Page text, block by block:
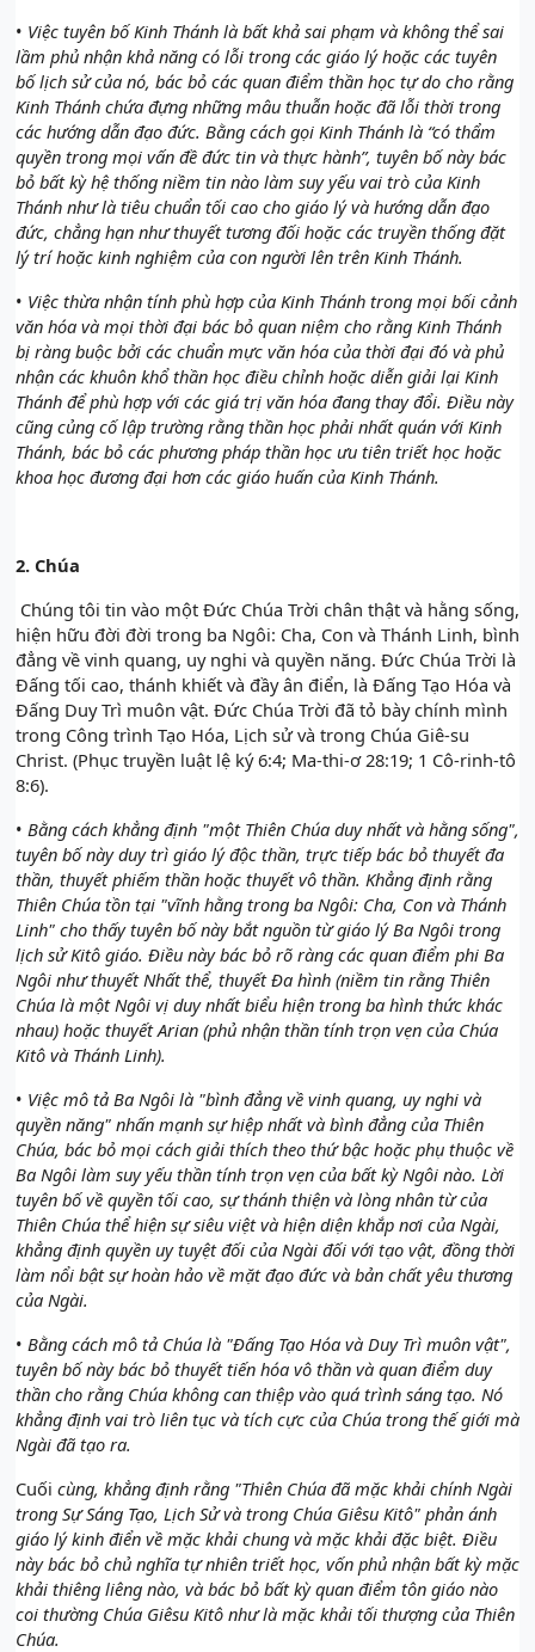
• Việc tuyên bố Kinh Thánh là bất khả sai phạm và không thể sai
lầm phủ nhận khả năng có lỗi trong các giáo lý hoặc các tuyên
bố lịch sử của nó, bác bỏ các quan điểm thần học tự do cho rằng
Kinh Thánh chứa đựng những mâu thuẫn hoặc đã lỗi thời trong
các hướng dẫn đạo đức. Bằng cách gọi Kinh Thánh là “có thẩm
quyền trong mọi vấn đề đức tin và thực hành”, tuyên bố này bác
bỏ bất kỳ hệ thống niềm tin nào làm suy yếu vai trò của Kinh
Thánh như là tiêu chuẩn tối cao cho giáo lý và hướng dẫn đạo
đức, chẳng hạn như thuyết tương đối hoặc các truyền thống đặt
lý trí hoặc kinh nghiệm của con người lên trên Kinh Thánh.
• Việc thừa nhận tính phù hợp của Kinh Thánh trong mọi bối cảnh
văn hóa và mọi thời đại bác bỏ quan niệm cho rằng Kinh Thánh
bị ràng buộc bởi các chuẩn mực văn hóa của thời đại đó và phủ
nhận các khuôn khổ thần học điều chỉnh hoặc diễn giải lại Kinh
Thánh để phù hợp với các giá trị văn hóa đang thay đổi. Điều này
cũng củng cố lập trường rằng thần học phải nhất quán với Kinh
Thánh, bác bỏ các phương pháp thần học ưu tiên triết học hoặc
khoa học đương đại hơn các giáo huấn của Kinh Thánh.
2. Chúa
Chúng tôi tin vào một Đức Chúa Trời chân thật và hằng sống,
hiện hữu đời đời trong ba Ngôi: Cha, Con và Thánh Linh, bình
đẳng về vinh quang, uy nghi và quyền năng. Đức Chúa Trời là
Đấng tối cao, thánh khiết và đầy ân điển, là Đấng Tạo Hóa và
Đấng Duy Trì muôn vật. Đức Chúa Trời đã tỏ bày chính mình
trong Công trình Tạo Hóa, Lịch sử và trong Chúa Giê-su
Christ. (Phục truyền luật lệ ký 6:4; Ma-thi-ơ 28:19; 1 Cô-rinh-tô
8:6).
• Bằng cách khẳng định "một Thiên Chúa duy nhất và hằng sống",
tuyên bố này duy trì giáo lý độc thần, trực tiếp bác bỏ thuyết đa
thần, thuyết phiếm thần hoặc thuyết vô thần. Khẳng định rằng
Thiên Chúa tồn tại "vĩnh hằng trong ba Ngôi: Cha, Con và Thánh
Linh" cho thấy tuyên bố này bắt nguồn từ giáo lý Ba Ngôi trong
lịch sử Kitô giáo. Điều này bác bỏ rõ ràng các quan điểm phi Ba
Ngôi như thuyết Nhất thể, thuyết Đa hình (niềm tin rằng Thiên
Chúa là một Ngôi vị duy nhất biểu hiện trong ba hình thức khác
nhau) hoặc thuyết Arian (phủ nhận thần tính trọn vẹn của Chúa
Kitô và Thánh Linh).
• Việc mô tả Ba Ngôi là "bình đẳng về vinh quang, uy nghi và
quyền năng" nhấn mạnh sự hiệp nhất và bình đẳng của Thiên
Chúa, bác bỏ mọi cách giải thích theo thứ bậc hoặc phụ thuộc về
Ba Ngôi làm suy yếu thần tính trọn vẹn của bất kỳ Ngôi nào. Lời
tuyên bố về quyền tối cao, sự thánh thiện và lòng nhân từ của
Thiên Chúa thể hiện sự siêu việt và hiện diện khắp nơi của Ngài,
khẳng định quyền uy tuyệt đối của Ngài đối với tạo vật, đồng thời
làm nổi bật sự hoàn hảo về mặt đạo đức và bản chất yêu thương
của Ngài.
• Bằng cách mô tả Chúa là "Đấng Tạo Hóa và Duy Trì muôn vật",
tuyên bố này bác bỏ thuyết tiến hóa vô thần và quan điểm duy
thần cho rằng Chúa không can thiệp vào quá trình sáng tạo. Nó
khẳng định vai trò liên tục và tích cực của Chúa trong thế giới mà
Ngài đã tạo ra.
Cuối cùng, khẳng định rằng "Thiên Chúa đã mặc khải chính Ngài
trong Sự Sáng Tạo, Lịch Sử và trong Chúa Giêsu Kitô" phản ánh
giáo lý kinh điển về mặc khải chung và mặc khải đặc biệt. Điều
này bác bỏ chủ nghĩa tự nhiên triết học, vốn phủ nhận bất kỳ mặc
khải thiêng liêng nào, và bác bỏ bất kỳ quan điểm tôn giáo nào
coi thường Chúa Giêsu Kitô như là mặc khải tối thượng của Thiên
Chúa.